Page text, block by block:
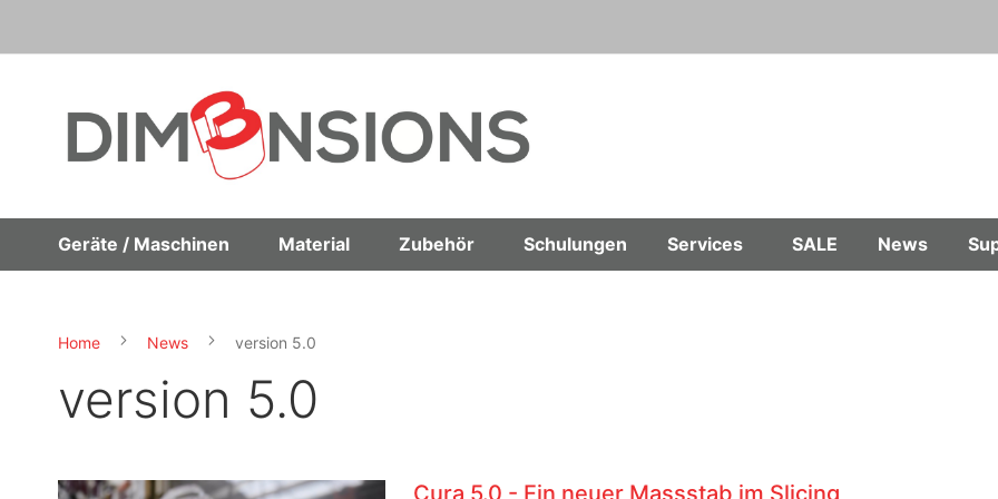
zum
Geräte / Maschinen Material Zubehör Schulungen Services SALE News
Home News version 5.0
version 5.0